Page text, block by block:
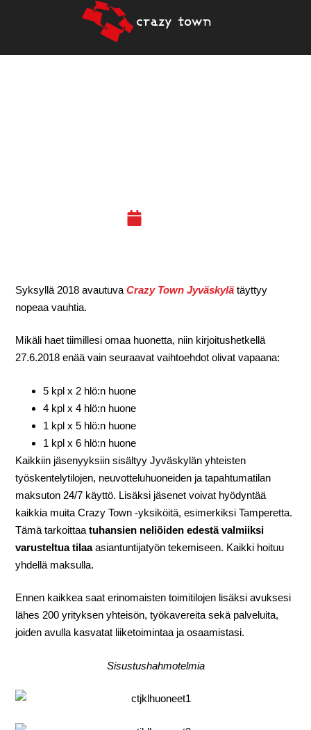
Syksyllä 2018 avautuvaCrazy Town Jyväskylä täyttyy
nopeaa vauhtia.
Mikäli haet tiimillesi omaa huonetta, niin kirjoitushetkellä
27.6.2018 enää vain seuraavat vaihtoehdot olivat vapaana:
5 kpl x 2 hlö:n huone
4 kpl x 4 hlö:n huone
1 kpl x 5 hlö:n huone
1 kpl x 6 hlö:n huone
Kaikkiin jäsenyyksiin sisältyy Jyväskylän yhteisten
työskentelytilojen, neuvotteluhuoneiden ja tapahtumatilan
maksuton 24/7 käyttö. Lisäksi jäsenet voivat hyödyntää
kaikkia muita Crazy Town -yksiköitä, esimerkiksi Tamperetta.
Tämä tarkoittaatuhansien neliöiden edestä valmiiksi
varusteltua tilaaasiantuntijatyön tekemiseen. Kaikki hoituu
yhdellä maksulla.
Ennen kaikkea saat erinomaisten toimitilojen lisäksi avuksesi
lähes 200 yrityksen yhteisön, työkavereita sekä palveluita,
joiden avulla kasvatat liiketoimintaa ja osaamistasi.
Sisustushahmotelmia